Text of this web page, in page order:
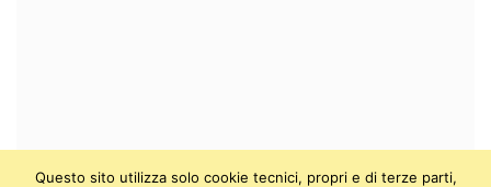
Questo sito utilizza solo cookie tecnici, propri e di terze parti,